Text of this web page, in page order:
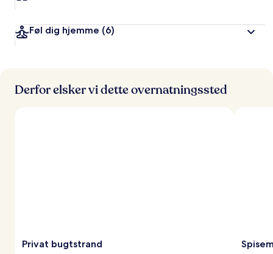
Føl dig hjemme (6)
Derfor elsker vi dette overnatningssted
Privat bugtstrand